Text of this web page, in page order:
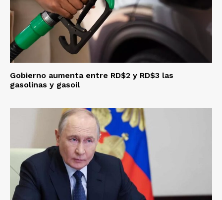
Gobierno aumenta entre RD$2 y RD$3 las
gasolinas y gasoil